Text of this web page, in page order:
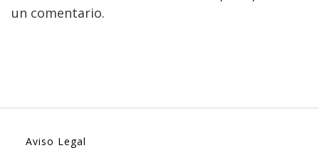
un comentario.
Aviso Legal